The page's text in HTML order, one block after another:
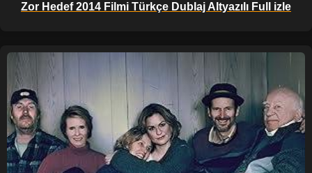
Zor Hedef 2014 Filmi Türkçe Dublaj Altyazılı Full izle